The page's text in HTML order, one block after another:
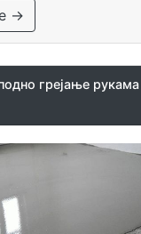
→
грејање